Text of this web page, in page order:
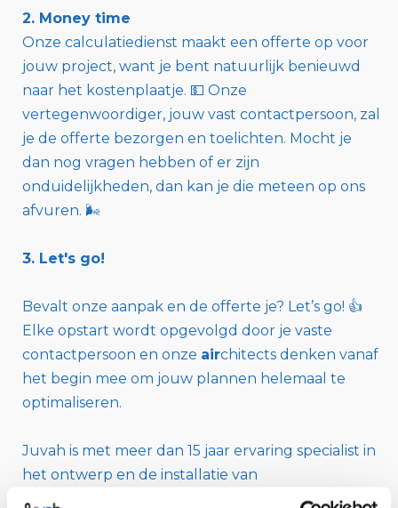
2. Money time
Onze calculatiedienst maakt een offerte op voor
jouw project, want je bent natuurlijk benieuwd
naar het kostenplaatje. 💵 Onze
vertegenwoordiger, jouw vast contactpersoon, zal
je de offerte bezorgen en toelichten. Mocht je
dan nog vragen hebben of er zijn
onduidelijkheden, dan kan je die meteen op ons
afvuren. 🌬️
3. Let's go!
Bevalt onze aanpak en de offerte je? Let’s go! 👍
Elke opstart wordt opgevolgd door je vaste
contactpersoon en onze airchitects denken vanaf
het begin mee om jouw plannen helemaal te
optimaliseren.
Juvah is met meer dan 15 jaar ervaring specialist in
het ontwerp en de installatie van
ventilatiesystemen. Je kan voor elk commercieel